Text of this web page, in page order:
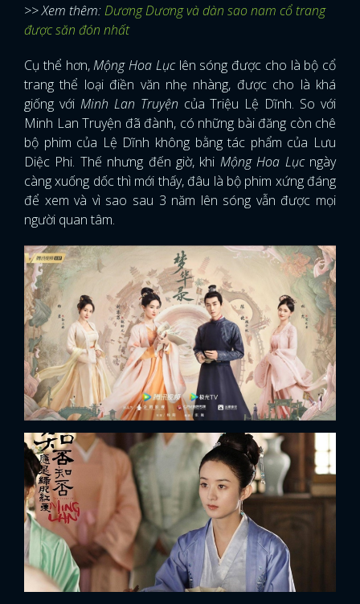
>> Xem thêm:Dương Dương và dàn sao nam cổ trang
được săn đón nhất
Cụ thể hơn,Mộng Hoa Lụclên sóng được cho là bộ cổ
trang thể loại điền văn nhẹ nhàng, được cho là khá
giống với Minh Lan Truyện của Triệu Lệ Dĩnh. So với
Minh Lan Truyện đã đành, có những bài đăng còn chê
bộ phim của Lệ Dĩnh không bằng tác phẩm của Lưu
Diệc Phi. Thế nhưng đến giờ, khi Mộng Hoa Lụcngày
càng xuống dốc thì mới thấy, đâu là bộ phim xứng đáng
để xem và vì sao sau 3 năm lên sóng vẫn được mọi
người quan tâm.